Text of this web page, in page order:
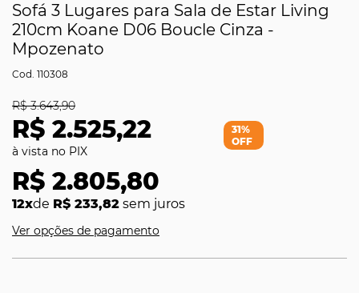
Sofá 3 Lugares para Sala de Estar Living
210cm Koane D06 Boucle Cinza -
Mpozenato
110308
R$ 2.525,22
R$ 3.643,90
R$ 2.805,80
12xde R$ 233,82 sem juros
31%
OFF
Ver opções de pagamento